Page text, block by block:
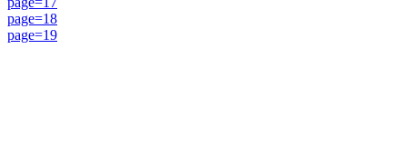
page=18
page=19